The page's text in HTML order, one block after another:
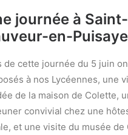
journée à Saint-
en-Puisaye
de cette journée du 5 juin
à nos Lycéennes, une
de la maison de Colette,
convivial chez une
et une visite du musée de